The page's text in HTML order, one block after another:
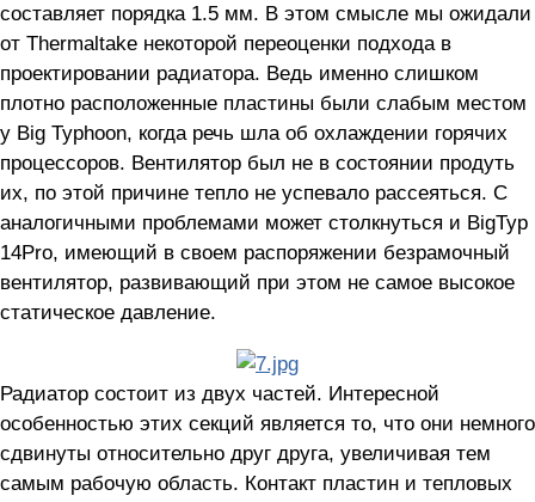
составляет порядка 1.5 мм. В этом смысле мы ожидали
от Thermaltake некоторой переоценки подхода в
проектировании радиатора. Ведь именно слишком
плотно расположенные пластины были слабым местом
у Big Typhoon, когда речь шла об охлаждении горячих
процессоров. Вентилятор был не в состоянии продуть
их, по этой причине тепло не успевало рассеяться. С
аналогичными проблемами может столкнуться и BigTyp
14Pro, имеющий в своем распоряжении безрамочный
вентилятор, развивающий при этом не самое высокое
статическое давление.
Радиатор состоит из двух частей. Интересной
особенностью этих секций является то, что они немного
сдвинуты относительно друг друга, увеличивая тем
самым рабочую область. Контакт пластин и тепловых